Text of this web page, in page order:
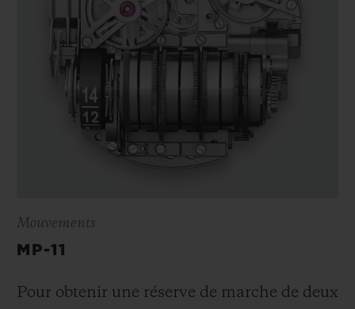
Mouvements
MP-11
Pour obtenir une réserve de marche de deux